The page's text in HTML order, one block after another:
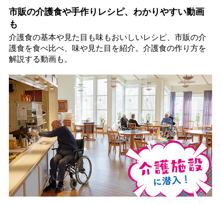
市販の介護食や手作りレシピ、わかりやすい動画
も
介護食の基本や見た目も味もおいしいレシピ、市販の介
護食を食べ比べ、味や見た目を紹介。介護食の作り方を
解説する動画も。